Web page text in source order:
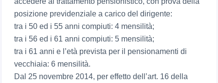
posizione previdenziale a carico del dirigente:
tra i 50 ed i 55 anni compiuti: 4 mensilità;
tra i 56 ed i 61 anni compiuti: 5 mensilità;
tra i 61 anni e l’età prevista per il pensionamenti di
vecchiaia: 6 mensilità.
Dal 25 novembre 2014, per effetto dell’art. 16 della